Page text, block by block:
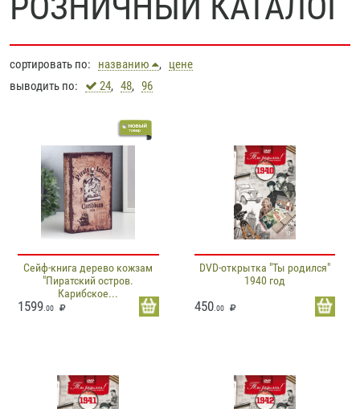
сортировать по: названию , цене
выводить по:
24, 48, 96
Сейф-книга дерево кожзам
"Пиратский остров.
Карибское...
1599 .00
DVD-открытка "Ты родился"
1940 год
450.00